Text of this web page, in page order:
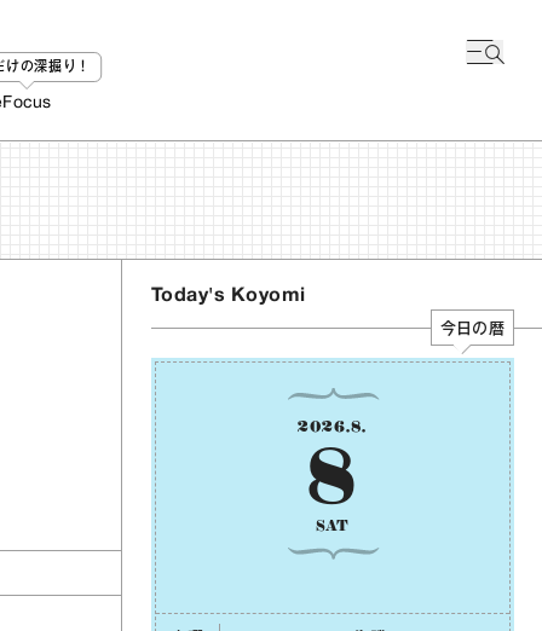
けの深掘り！
Focus
Today's Koyomi
今日の暦
2026.8.
8
SAT